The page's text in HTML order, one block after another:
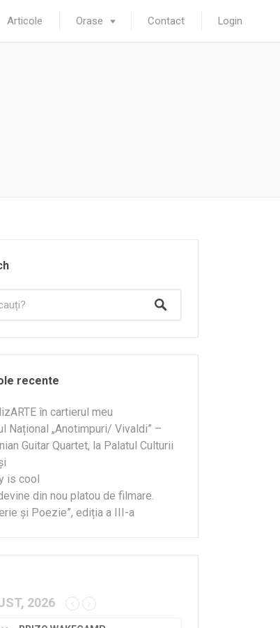
Articole Orase Contact Login
recente
în cartierul meu
Național „Anotimpuri/ Vivaldi” –
Guitar Quartet, la Palatul Culturii
is cool
din nou platou de filmare.
și Poezie”, ediția a III-a
2026